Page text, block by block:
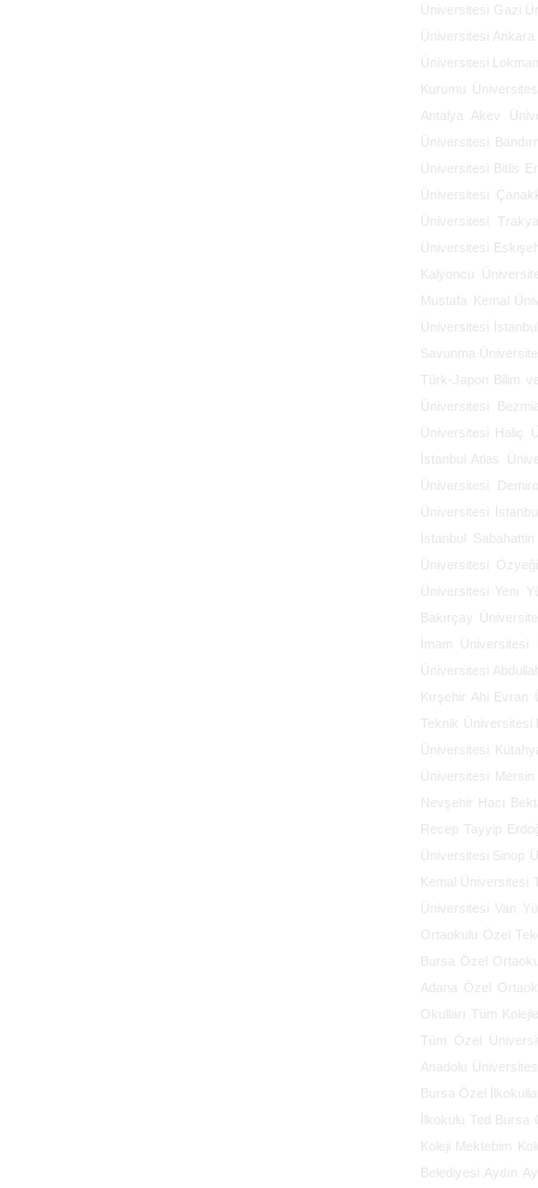
Üniversitesi
Gazi
Üniversitesi
Ankara
Üniversitesi
Kurumu
Antalya Akev
Üniversitesi
Üniversitesi
Bitlis
Üniversitesi
Üniversitesi
Üniversitesi
Kalyoncu
Mustafa Kemal
Üniversitesi
Savunma
Türk-Japon Bilim
Üniversitesi
Üniversitesi
Haliç
İstanbul Atlas
Üniversitesi
Üniversitesi
İstanbul
Üniversitesi
Üniversitesi
Yeni
Bakırçay
İmam Üniversitesi
Üniversitesi
Kırşehir Ahi Evran
Teknik Üniversitesi
Üniversitesi
Üniversitesi
Nevşehir Hacı
Recep Tayyip
Üniversitesi
Sinop
Kemal Üniversitesi
Üniversitesi
Van
Ortaokulu
Özel
Bursa Özel
Adana Özel
Okulları
Tüm
Tüm Özel
Anadolu
Bursa Özel
İlkokulu
Ted Bursa
Koleji
Mektebim
Belediyesi
Aydın